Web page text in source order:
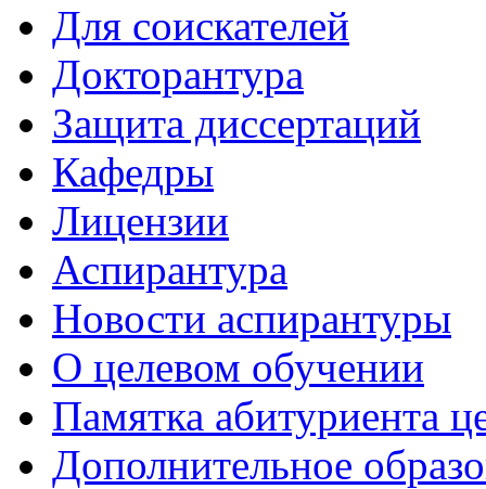
Для соискателей
Докторантура
Защита диссертаций
Кафедры
Лицензии
Аспирантура
Новости аспирантуры
О целевом обучении
Памятка абитуриента
Дополнительное